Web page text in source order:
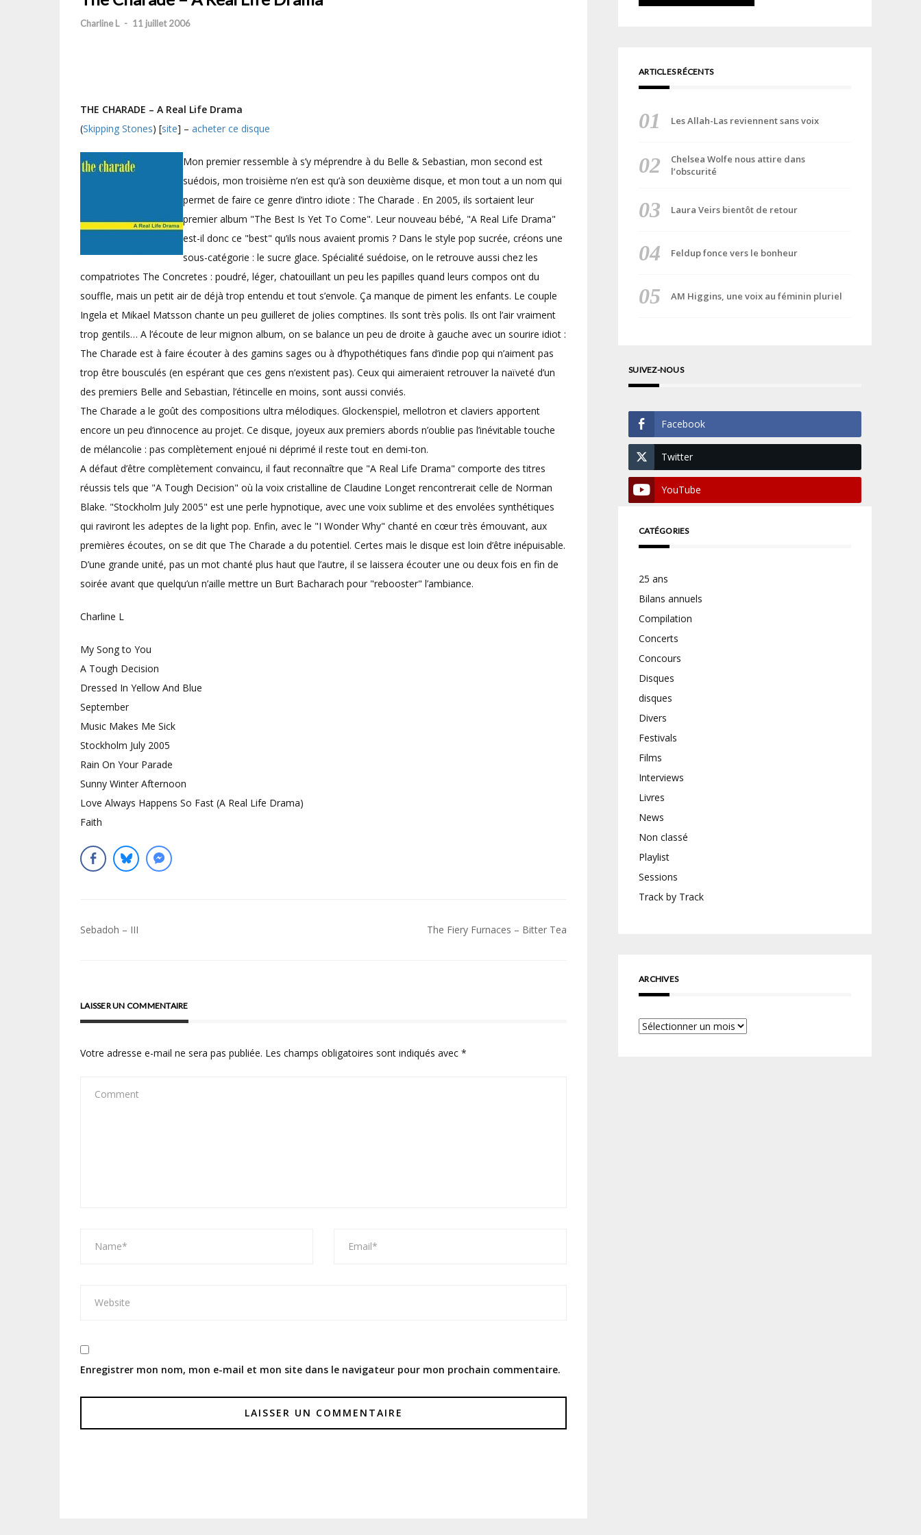
Charline L - 11 juillet 2006
THE CHARADE – A Real Life Drama
(Skipping Stones) [site] – acheter ce disque
Mon premier ressemble à s’y méprendre à du Belle & Sebastian, mon second est
suédois, mon troisième n’en est qu’à son deuxième disque, et mon tout a un nom qui
permet de faire ce genre d’intro idiote : The Charade . En 2005, ils sortaient leur
premier album "The Best Is Yet To Come". Leur nouveau bébé, "A Real Life Drama"
est-il donc ce "best" qu’ils nous avaient promis ? Dans le style pop sucrée, créons une
sous-catégorie : le sucre glace. Spécialité suédoise, on le retrouve aussi chez les
compatriotes The Concretes : poudré, léger, chatouillant un peu les papilles quand leurs compos ont du
souffle, mais un petit air de déjà trop entendu et tout s’envole. Ça manque de piment les enfants. Le couple
Ingela et Mikael Matsson chante un peu guilleret de jolies comptines. Ils sont très polis. Ils ont l’air vraiment
trop gentils… A l’écoute de leur mignon album, on se balance un peu de droite à gauche avec un sourire idiot :
The Charade est à faire écouter à des gamins sages ou à d’hypothétiques fans d’indie pop qui n’aiment pas
trop être bousculés (en espérant que ces gens n’existent pas). Ceux qui aimeraient retrouver la naïveté d’un
des premiers Belle and Sebastian, l’étincelle en moins, sont aussi conviés.
The Charade a le goût des compositions ultra mélodiques. Glockenspiel, mellotron et claviers apportent
encore un peu d’innocence au projet. Ce disque, joyeux aux premiers abords n’oublie pas l’inévitable touche
de mélancolie : pas complètement enjoué ni déprimé il reste tout en demi-ton.
A défaut d’être complètement convaincu, il faut reconnaître que "A Real Life Drama" comporte des titres
réussis tels que "A Tough Decision" où la voix cristalline de Claudine Longet rencontrerait celle de Norman
Blake. "Stockholm July 2005" est une perle hypnotique, avec une voix sublime et des envolées synthétiques
qui raviront les adeptes de la light pop. Enfin, avec le "I Wonder Why" chanté en cœur très émouvant, aux
premières écoutes, on se dit que The Charade a du potentiel. Certes mais le disque est loin d’être inépuisable.
D’une grande unité, pas un mot chanté plus haut que l’autre, il se laissera écouter une ou deux fois en fin de
soirée avant que quelqu’un n’aille mettre un Burt Bacharach pour "rebooster" l’ambiance.
Charline L
My Song to You
A Tough Decision
Dressed In Yellow And Blue
September
Music Makes Me Sick
Stockholm July 2005
Rain On Your Parade
Sunny Winter Afternoon
Love Always Happens So Fast (A Real Life Drama)
Faith
Navigation
Sebadoh – III The Fiery Furnaces – Bitter Tea
LAISSER UN COMMENTAIRE
Votre adresse e-mail ne sera pas publiée. Les champs obligatoires sont indiqués avec *
Enregistrer mon nom, mon e-mail et mon site dans le navigateur pour mon prochain commentaire.
ARTICLES RÉCENTS
Les Allah-Las reviennent sans voix
Chelsea Wolfe nous attire dans
l’obscurité
Laura Veirs bientôt de retour
Feldup fonce vers le bonheur
AM Higgins, une voix au féminin pluriel
SUIVEZ-NOUS
Facebook
Twitter
YouTube
CATÉGORIES
25 ans
Bilans annuels
Compilation
Concerts
Concours
Disques
disques
Divers
Festivals
Films
Interviews
Livres
News
Non classé
Playlist
Sessions
Track by Track
ARCHIVES
Archives